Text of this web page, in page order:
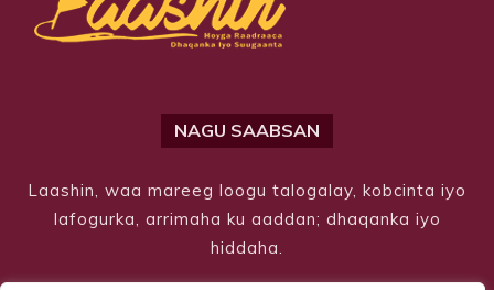
NAGU SAABSAN
Laashin, waa mareeg loogu talogalay, kobcinta iyo
lafogurka, arrimaha ku aaddan; dhaqanka iyo
hiddaha.